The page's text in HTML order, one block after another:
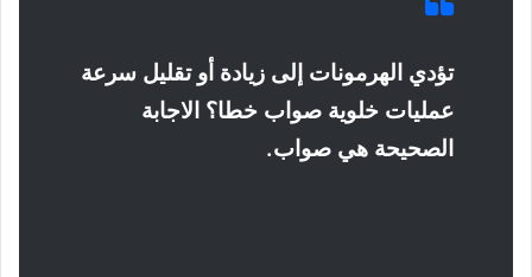
تؤدي الهرمونات إلى زيادة أو تقليل سرعة
عمليات خلوية صواب خطا؟ الاجابة
الصحيحة هي صواب.